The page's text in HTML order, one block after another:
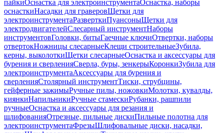
пайкиОснастка для электроинструментаОснастка, наборы
оснасткиНасадки для граверовЩетки для
электроинструментаРазверткиПуансоныЩетки для
электродвигателейСлесарный инструментНаборы
инструментовГоловки, битыГаечные ключиОтвертки, наборы
отвертокНожницы слесарныеКлещи строительныеЗубила,
керны, выколоткиЩетки слесарныеОснастка и аксессуары для
бурения и сверленияСверла, буры, зенкерыКоронкиЗубила для
электроинструментаАксессуары для бурения и
сверленияСтолярный инструментТиски, струбцины,
гейферные зажимыРучные пилы, ножовкиМолотки, кувалды,
киянкиНапильникиРучные стамескиРубанки, рашпили
ручныеОснастка и аксессуары для резания и
шлифованияОтрезные, пильные дискиПильные полотна для
электроинструментаФрезыШлифовальные диски, насадки,